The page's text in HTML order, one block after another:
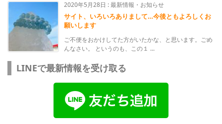
2020年5月28日 :最新情報・お知らせ
サイト、いろいろありまして…今後ともよろしくお
願いします
ご不便をおかけしてた方がいたかな、と思います。ごめ
んなさい。 というのも、この１ ...
LINEで最新情報を受け取る